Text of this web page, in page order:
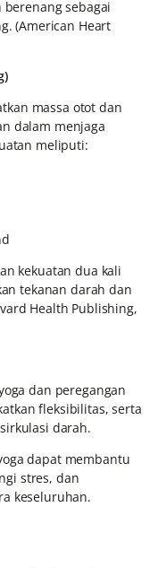
sebagai
(American Heart
massa otot dan
dalam menjaga
meliputi:
kekuatan dua kali
tekanan darah dan
Health Publishing,
dan peregangan
fleksibilitas, serta
darah.
dapat membantu
stres, dan
keseluruhan.